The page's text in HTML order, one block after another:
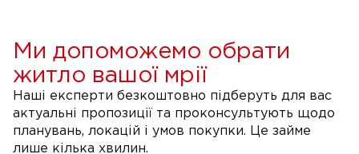
Ми допоможемо обрати
житло вашої мрії
Наші експерти безкоштовно підберуть для вас
актуальні пропозиції та проконсультують щодо
планувань, локацій і умов покупки. Це займе
лише кілька хвилин.